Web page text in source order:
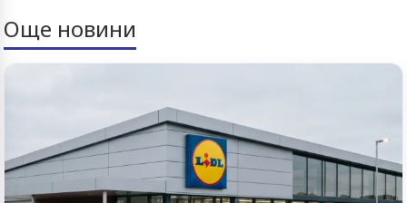
Още новини